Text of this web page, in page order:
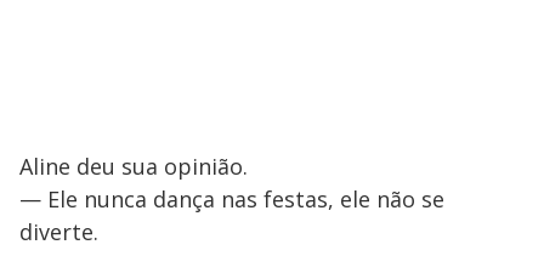
Aline deu sua opinião.
— Ele nunca dança nas festas, ele não se
diverte.